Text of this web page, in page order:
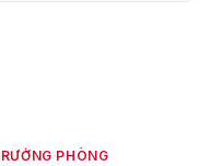
PHÒNG